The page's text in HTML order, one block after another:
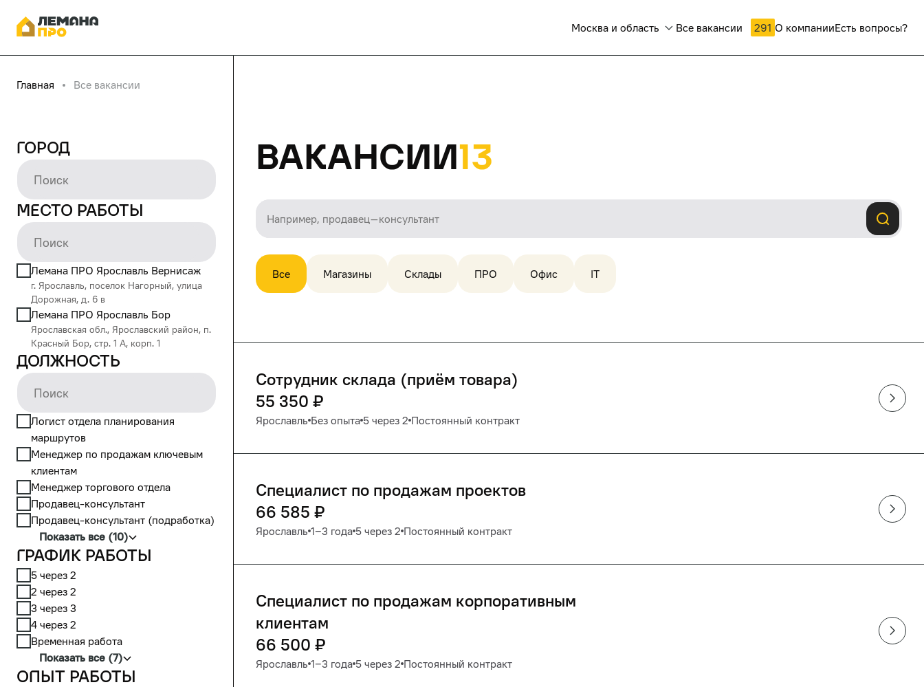
Москва и область Все вакансии 291 О компанииЕсть вопросы?
Главная Все вакансии
Город
Место работы
Лемана ПРО Ярославль Вернисаж
г. Ярославль, поселок Нагорный, улица
Дорожная, д. 6 в
Лемана ПРО Ярославль Бор
Ярославская обл., Ярославский район, п.
Красный Бор, стр. 1 А, корп. 1
Должность
Логист отдела планирования
маршрутов
Менеджер по продажам ключевым
клиентам
Менеджер торгового отдела
Продавец-консультант
Продавец-консультант (подработка)
Показать все (10)
График работы
5 через 2
2 через 2
3 через 3
4 через 2
Временная работа
Показать все (7)
Опыт работы
Вакансии13
Все Магазины Склады ПРО Офис IT
Сотрудник склада (приём товара)
55 350 ₽
Ярославль Без опыта 5 через 2 Постоянный контракт
Специалист по продажам проектов
66 585 ₽
Ярославль 1‒3 года 5 через 2 Постоянный контракт
Специалист по продажам корпоративным
клиентам
66 500 ₽
Ярославль 1‒3 года 5 через 2 Постоянный контракт